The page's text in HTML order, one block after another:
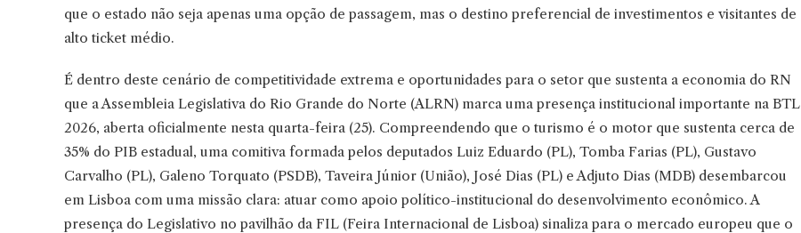
que o estado não seja apenas uma opção de passagem, mas o destino preferencial de investimentos e visitantes de
alto ticket médio.
É dentro deste cenário de competitividade extrema e oportunidades para o setor que sustenta a economia do RN
que a Assembleia Legislativa do Rio Grande do Norte (ALRN) marca uma presença institucional importante na BTL
2026, aberta oficialmente nesta quarta-feira (25). Compreendendo que o turismo é o motor que sustenta cerca de
35% do PIB estadual, uma comitiva formada pelos deputados Luiz Eduardo (PL), Tomba Farias (PL), Gustavo
Carvalho (PL), Galeno Torquato (PSDB), Taveira Júnior (União), José Dias (PL) e Adjuto Dias (MDB) desembarcou
em Lisboa com uma missão clara: atuar como apoio político-institucional do desenvolvimento econômico. A
presença do Legislativo no pavilhão da FIL (Feira Internacional de Lisboa) sinaliza para o mercado europeu que o